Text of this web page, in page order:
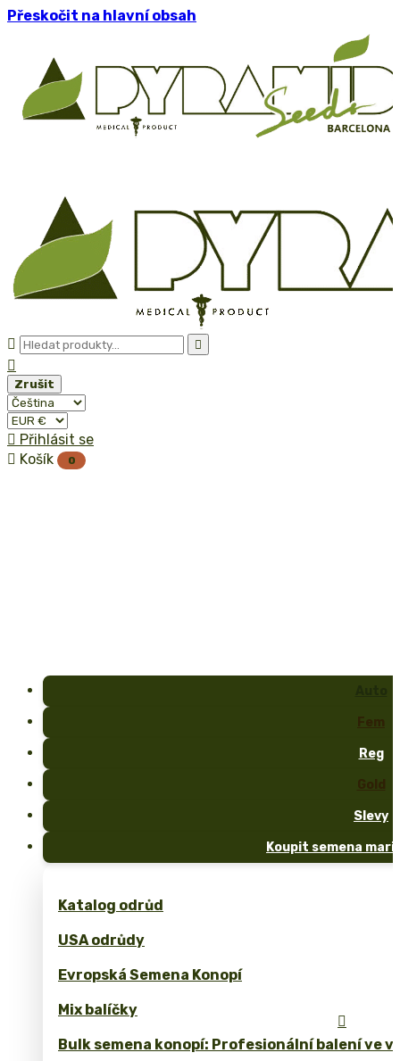
Přeskočit na hlavní obsah
 

Zrušit
 Přihlásit se
 Košík 0
Fem
Reg
Gold
Slevy
Koupit semena
Katalog odrůd
USA odrůdy
Evropská Semena Konopí
Mix balíčky
Bulk semena konopí: Profesionální balení ve
